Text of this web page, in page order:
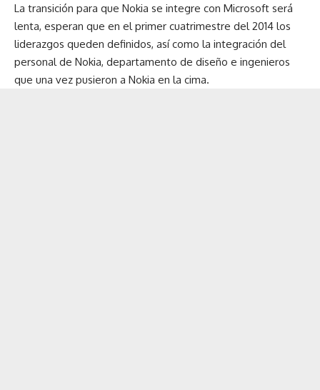
La transición para que Nokia se integre con Microsoft será
lenta, esperan que en el primer cuatrimestre del 2014 los
liderazgos queden definidos, así como la integración del
personal de Nokia, departamento de diseño e ingenieros
que una vez pusieron a Nokia en la cima.